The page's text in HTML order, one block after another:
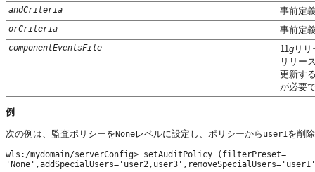
andCriteria 事前定
orCriteria 事前定
componentEventsFile 11g リ
リリー
更新す
が必要
例
次の例は、監査ポリシーを Noneレベルに設定し、ポリシーから user1を削
wls:/mydomain/serverConfig> setAuditPolicy (filterPreset=